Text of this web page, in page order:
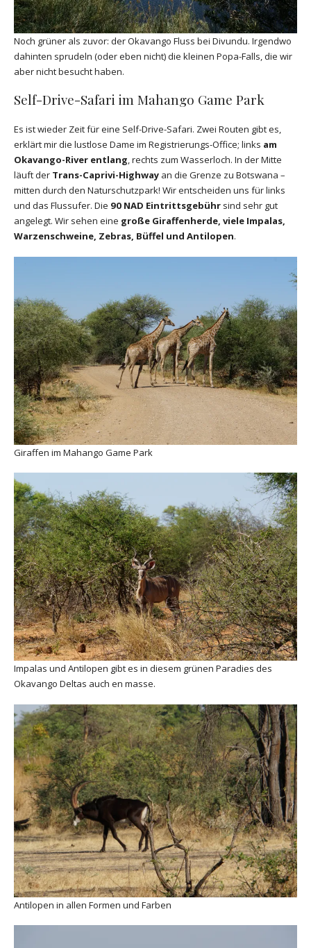
Noch grüner als zuvor: der Okavango Fluss bei Divundu. Irgendwo
dahinten sprudeln (oder eben nicht) die kleinen Popa-Falls, die wir
aber nicht besucht haben.
Self-Drive-Safari im Mahango Game Park
Es ist wieder Zeit für eine Self-Drive-Safari. Zwei Routen gibt es,
erklärt mir die lustlose Dame im Registrierungs-Office; links am
Okavango-River entlang, rechts zum Wasserloch. In der Mitte
läuft der Trans-Caprivi-Highway an die Grenze zu Botswana –
mitten durch den Naturschutzpark! Wir entscheiden uns für links
und das Flussufer. Die 90 NAD Eintrittsgebühr sind sehr gut
angelegt. Wir sehen eine große Giraffenherde, viele Impalas,
Warzenschweine, Zebras, Büffel und Antilopen.
Giraffen im Mahango Game Park
Impalas und Antilopen gibt es in diesem grünen Paradies des
Okavango Deltas auch en masse.
Antilopen in allen Formen und Farben